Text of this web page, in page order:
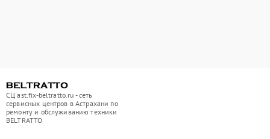
СЦ ast.fix-beltratto.ru - сеть
сервисных центров в Астрахани по
ремонту и обслуживанию техники
BELTRATTO